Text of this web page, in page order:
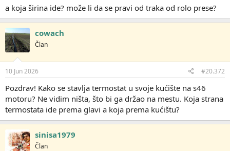
a koja širina ide? može li da se pravi od traka od rolo prese?
cowach
Član
10 Jun 2026 #20.372
Pozdrav! Kako se stavlja termostat u svoje kućište na s46
motoru? Ne vidim ništa, što bi ga držao na mestu. Koja strana
termostata ide prema glavi a koja prema kućištu?
sinisa1979
Član